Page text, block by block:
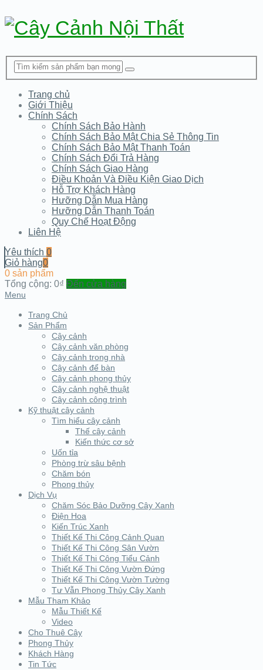
Trang chủ
Giới Thiệu
Chính Sách
Chính Sách Bảo Hành
Chính Sách Bảo Mật Chia Sẻ Thông Tin
Chính Sách Bảo Mật Thanh Toán
Chính Sách Đổi Trả Hàng
Chính Sách Giao Hàng
Điều Khoản Và Điều Kiện Giao Dịch
Hỗ Trợ Khách Hàng
Hưỡng Dẫn Mua Hàng
Hưỡng Dẫn Thanh Toán
Quy Chế Hoạt Động
Liên Hệ
Yêu thích 0
Giỏ hàng0
0 sản phẩm
Tổng cộng: 0₫ Đến cửa hàng
Menu
Trang Chủ
Sản Phẩm
Cây cảnh
Cây cảnh văn phòng
Cây cảnh trong nhà
Cây cảnh để bàn
Cây cảnh phong thủy
Cây cảnh nghệ thuật
Cây cảnh công trình
Kỹ thuật cây cảnh
Tìm hiểu cây cảnh
Thế cây cảnh
Kiến thức cơ sở
Uốn tỉa
Phòng trừ sâu bệnh
Chăm bón
Phong thủy
Dịch Vụ
Chăm Sóc Bảo Dưỡng Cây Xanh
Điện Hoa
Kiến Trúc Xanh
Thiết Kế Thi Công Cảnh Quan
Thiết Kế Thi Công Sân Vườn
Thiết Kế Thi Công Tiểu Cảnh
Thiết Kế Thi Công Vườn Đứng
Thiết Kế Thi Công Vườn Tường
Tư Vẫn Phong Thủy Cây Xanh
Mẫu Tham Khảo
Mẫu Thiết Kế
Video
Cho Thuê Cây
Phong Thủy
Khách Hàng
Tin Tức